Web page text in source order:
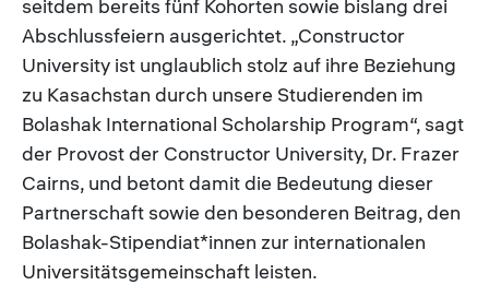
seitdem bereits fünf Kohorten sowie bislang drei
Abschlussfeiern ausgerichtet. „Constructor
University ist unglaublich stolz auf ihre Beziehung
zu Kasachstan durch unsere Studierenden im
Bolashak International Scholarship Program“, sagt
der Provost der Constructor University, Dr. Frazer
Cairns, und betont damit die Bedeutung dieser
Partnerschaft sowie den besonderen Beitrag, den
Bolashak-Stipendiat*innen zur internationalen
Universitätsgemeinschaft leisten.